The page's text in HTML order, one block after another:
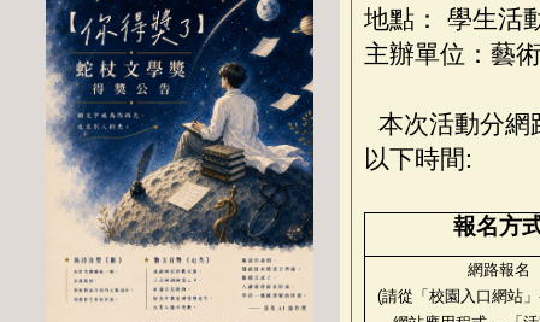
地點： 學生活
主辦單位：藝
本次活動分網
以下時間:
報名方
網路報名
(請從「校園入口網站